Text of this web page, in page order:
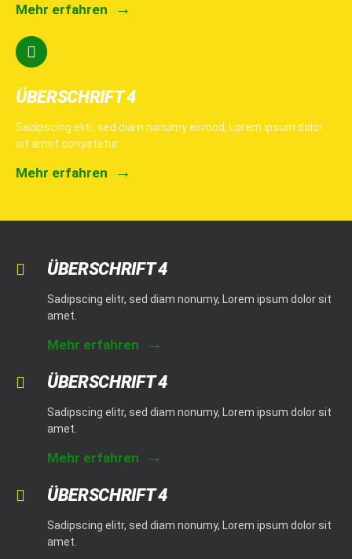
Mehr erfahren
ÜBERSCHRIFT 4
Sadipscing elitr, sed diam nonumy eirmod, Lorem ipsum dolor
sit amet consetetur.
Mehr erfahren
ÜBERSCHRIFT 4
Sadipscing elitr, sed diam nonumy, Lorem ipsum dolor sit
amet.
Mehr erfahren
ÜBERSCHRIFT 4
Sadipscing elitr, sed diam nonumy, Lorem ipsum dolor sit
amet.
Mehr erfahren
ÜBERSCHRIFT 4
Sadipscing elitr, sed diam nonumy, Lorem ipsum dolor sit
amet.